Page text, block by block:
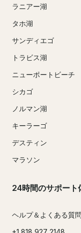
ラニアー湖
タホ湖
サンディエゴ
トラビス湖
ニューポートビーチ
シカゴ
ノルマン湖
キーラーゴ
デスティン
マラソン
24時間のサポート
ヘルプ＆よくある質問